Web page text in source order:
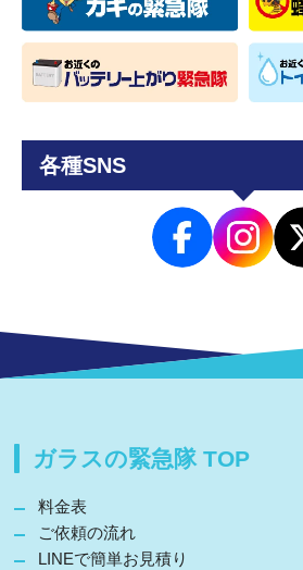
各種SNS
ガラスの緊急隊 TOP
料金表
ご依頼の流れ
LINEで簡単お見積り